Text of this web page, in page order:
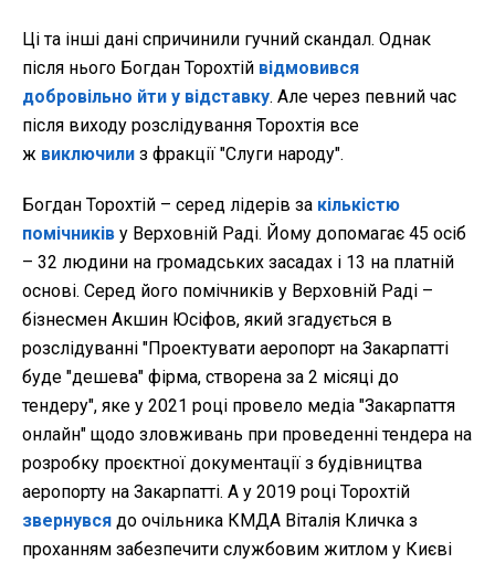
Ці та інші дані спричинили гучний скандал. Однак
після нього Богдан Торохтій відмовився
добровільно йти у відставку. Але через певний час
після виходу розслідування Торохтія все
ж виключили з фракції "Слуги народу".
Богдан Торохтій – серед лідерів за кількістю
помічників у Верховній Раді. Йому допомагає 45 осіб
– 32 людини на громадських засадах і 13 на платній
основі. Серед його помічників у Верховній Раді –
бізнесмен Акшин Юсіфов, який згадується в
розслідуванні "Проектувати аеропорт на Закарпатті
буде "дешева" фірма, створена за 2 місяці до
тендеру", яке у 2021 році провело медіа "Закарпаття
онлайн" щодо зловживань при проведенні тендера на
розробку проєктної документації з будівництва
аеропорту на Закарпатті. А у 2019 році Торохтій
звернувся до очільника КМДА Віталія Кличка з
проханням забезпечити службовим житлом у Києві